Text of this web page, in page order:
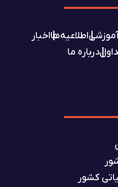
کشور
اطلاعیه‌هااخبار
درباره ما